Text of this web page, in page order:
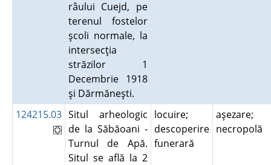
râului Cuejd, pe
terenul fostelor
şcoli normale, la
intersecţia
străzilor 1
Decembrie 1918
şi Dărmăneşti.
124215.03 Situl arheologic
de la Săbăoani -
Turnul de Apă.
Situl se află la 2
locuire;
descoperire
funerară
aşezare;
necropolă